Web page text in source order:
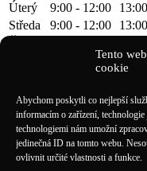
Tento
cookie
Abychom poskytli co nejlepší
informacím o zařízení,
technologiemi nám umožní
jedinečná ID na tomto webu.
ovlivnit určité vlastnosti a funkce.
Úterý
9:00 - 12:00
Středa
9:00 - 12:00
Po předchozí tel.
KONTAKTY
E-mail: info@kristan.cz
Tel.: 777 651 077